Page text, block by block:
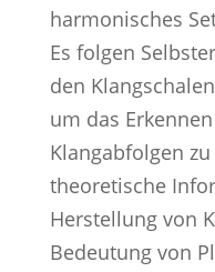
harmonisches
Es folgen
den
um das
Klangabfolgen
theoretische
Herstellung von
Bedeutung von